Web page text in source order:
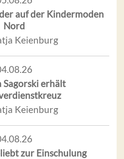
auf der Kindermoden
Nord
Keienburg
Sagorski erhält
Keienburg
zur Einschulung